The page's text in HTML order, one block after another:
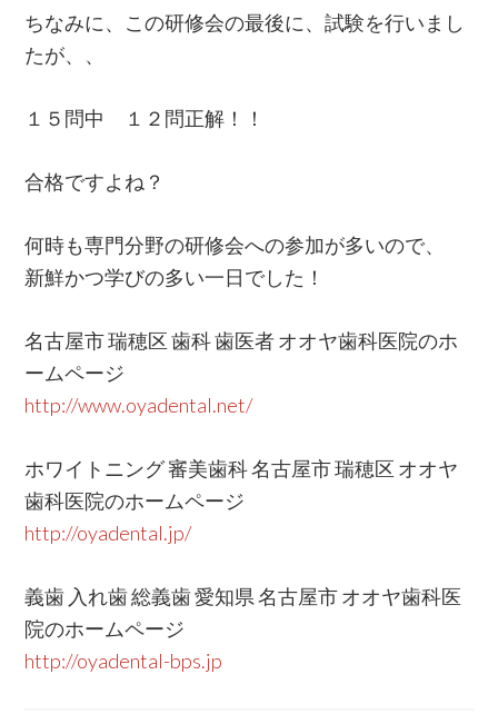
ちなみに、この研修会の最後に、試験を行いまし
たが、、
１５問中 １２問正解！！
合格ですよね？
何時も専門分野の研修会への参加が多いので、
新鮮かつ学びの多い一日でした！
名古屋市 瑞穂区 歯科 歯医者 オオヤ歯科医院のホ
ームページ
http://www.oyadental.net/
ホワイトニング 審美歯科 名古屋市 瑞穂区 オオヤ
歯科医院のホームページ
http://oyadental.jp/
義歯 入れ歯 総義歯 愛知県 名古屋市 オオヤ歯科医
院のホームページ
http://oyadental-bps.jp